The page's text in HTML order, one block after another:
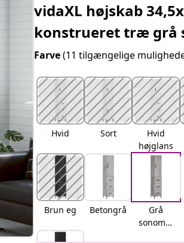
vidaXL højskab
konstrueret træ grå
Farve(11 tilgængelige
Hvid Sort
Hvid
højglans
Brun eg Betongrå
Grå
sonoma-